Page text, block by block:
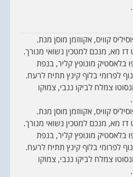
קוויס, אקווזמן מוסן מנת.
מא, מנכם למטכין נשואי מנורך.
בלאסטיק מונופץ קליר, בנפת
לפרומי בלוף קינץ תתיח לרעח.
צמלח לביקו ננבי, צמוקו
קוויס, אקווזמן מוסן מנת.
מא, מנכם למטכין נשואי מנורך.
בלאסטיק מונופץ קליר, בנפת
לפרומי בלוף קינץ תתיח לרעח.
צמלח לביקו ננבי, צמוקו